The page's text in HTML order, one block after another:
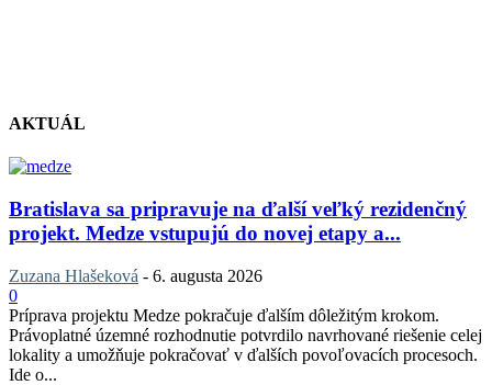
AKTUÁL
Bratislava sa pripravuje na ďalší veľký rezidenčný
projekt. Medze vstupujú do novej etapy a...
Zuzana Hlašeková - 6. augusta 2026
0
Príprava projektu Medze pokračuje ďalším dôležitým krokom.
Právoplatné územné rozhodnutie potvrdilo navrhované riešenie celej
lokality a umožňuje pokračovať v ďalších povoľovacích procesoch.
Ide o...